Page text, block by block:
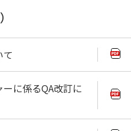
に係るQA改訂に